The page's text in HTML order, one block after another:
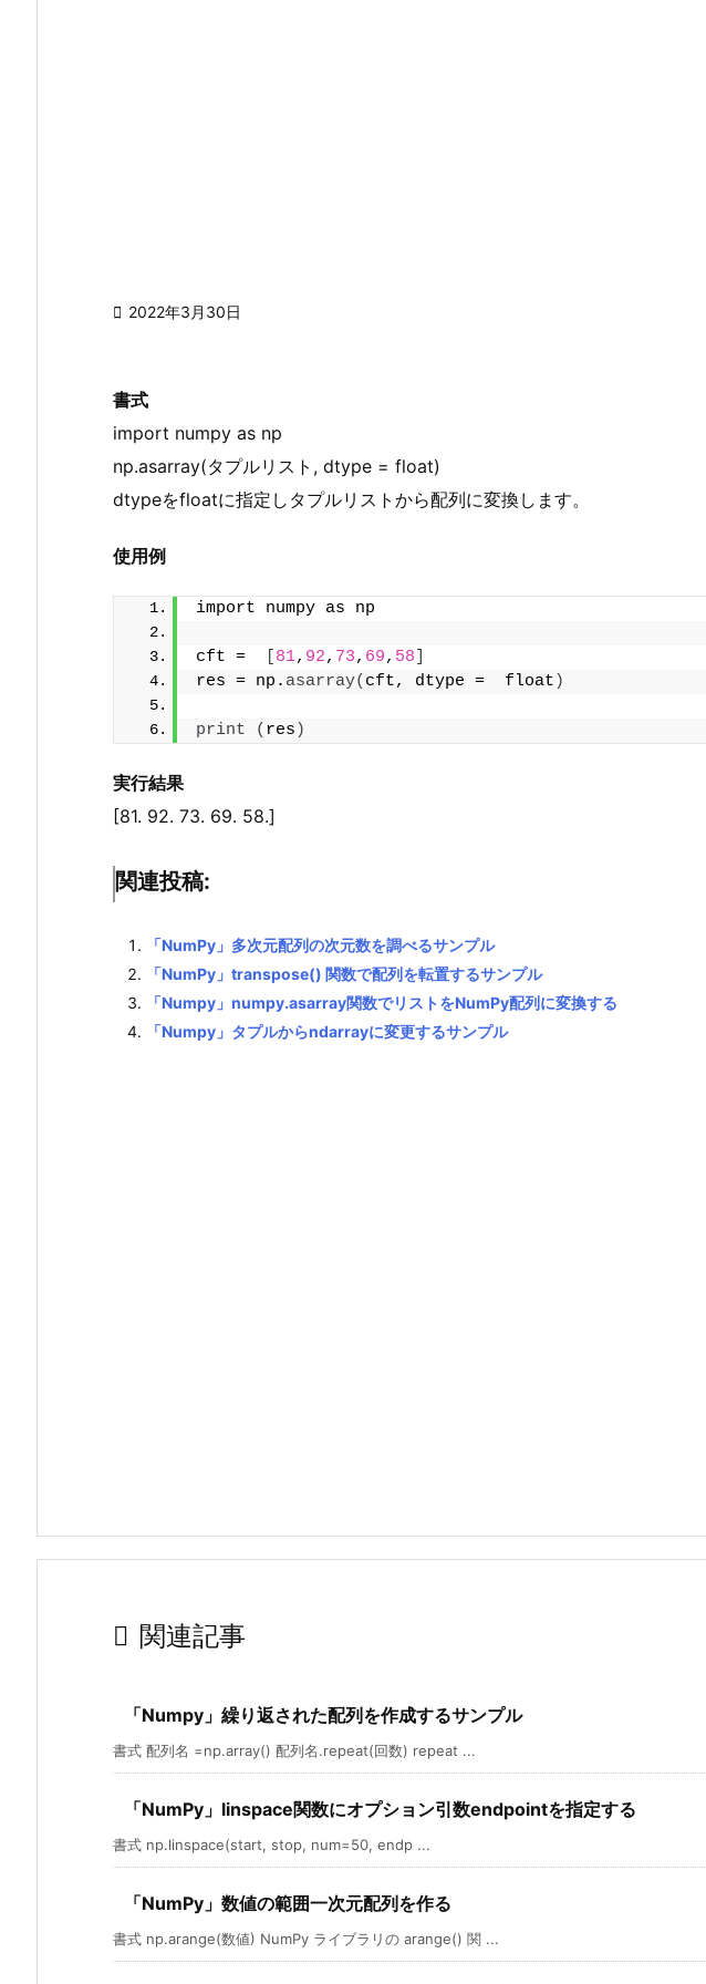
 2022年3月30日
書式
import numpy as np
np.asarray(タプルリスト, dtype = float)
dtypeをfloatに指定しタプルリストから配列に変換します。
使用例
import numpy as np
cft = 81, 92, 73, 69, 58
res = np. asarray( cft, dtype =  float )
print ( res )
実行結果
[81. 92. 73. 69. 58.]
関連投稿:
「NumPy」多次元配列の次元数を調べるサンプル
「NumPy」transpose() 関数で配列を転置するサンプル
「Numpy」numpy.asarray関数でリストをNumPy配列に変換する
「Numpy」タプルからndarrayに変更するサンプル
 関連記事
「Numpy」繰り返された配列を作成するサンプル
書式 配列名 =np.array() 配列名.repeat(回数) repeat ...
「NumPy」linspace関数にオプション引数endpointを指定する
書式 np.linspace(start, stop, num=50, endp ...
「NumPy」数値の範囲一次元配列を作る
書式 np.arange(数値) NumPy ライブラリの arange() 関 ...